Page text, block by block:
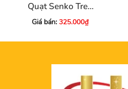
Quạt Senko Treo
Tường L1626
Giá bán: 325.000₫